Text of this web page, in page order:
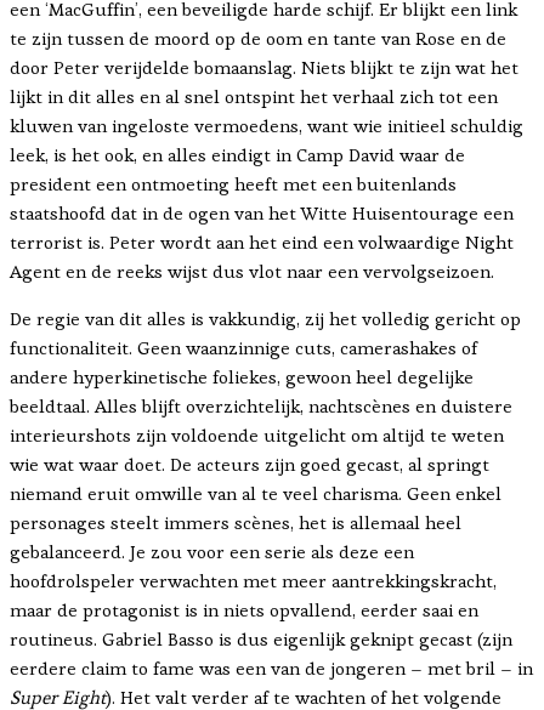
een ‘MacGuffin’, een beveiligde harde schijf. Er blijkt een link
te zijn tussen de moord op de oom en tante van Rose en de
door Peter verijdelde bomaanslag. Niets blijkt te zijn wat het
lijkt in dit alles en al snel ontspint het verhaal zich tot een
kluwen van ingeloste vermoedens, want wie initieel schuldig
leek, is het ook, en alles eindigt in Camp David waar de
president een ontmoeting heeft met een buitenlands
staatshoofd dat in de ogen van het Witte Huisentourage een
terrorist is. Peter wordt aan het eind een volwaardige Night
Agent en de reeks wijst dus vlot naar een vervolgseizoen.
De regie van dit alles is vakkundig, zij het volledig gericht op
functionaliteit. Geen waanzinnige cuts, camerashakes of
andere hyperkinetische foliekes, gewoon heel degelijke
beeldtaal. Alles blijft overzichtelijk, nachtscènes en duistere
interieurshots zijn voldoende uitgelicht om altijd te weten
wie wat waar doet. De acteurs zijn goed gecast, al springt
niemand eruit omwille van al te veel charisma. Geen enkel
personages steelt immers scènes, het is allemaal heel
gebalanceerd. Je zou voor een serie als deze een
hoofdrolspeler verwachten met meer aantrekkingskracht,
maar de protagonist is in niets opvallend, eerder saai en
routineus. Gabriel Basso is dus eigenlijk geknipt gecast (zijn
eerdere claim to fame was een van de jongeren – met bril – in
Super Eight). Het valt verder af te wachten of het volgende